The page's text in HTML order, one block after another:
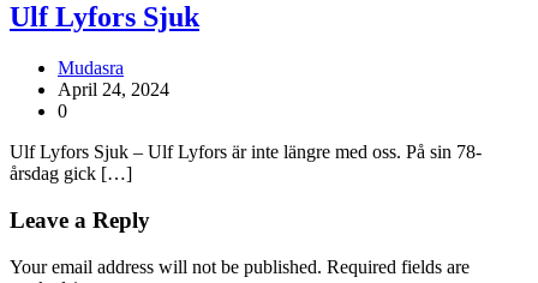
Ulf Lyfors Sjuk
Mudasra
April 24, 2024
0
Ulf Lyfors Sjuk – Ulf Lyfors är inte längre med oss. På sin 78-
årsdag gick […]
Leave a Reply
Your email address will not be published. Required fields are